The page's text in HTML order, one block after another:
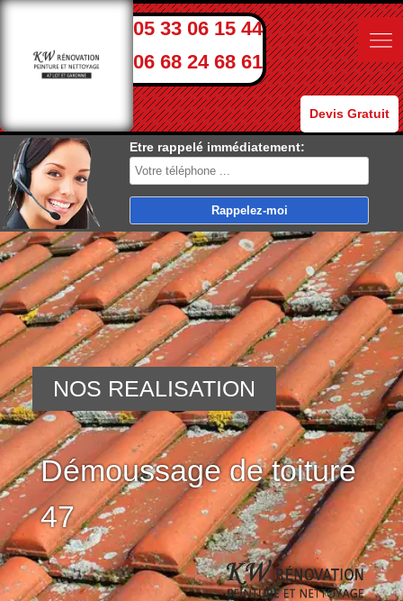
05 33 06 15 44
06 68 24 68 61
Devis Gratuit
Etre rappelé immédiatement:
Démoussage de toiture
47
Hydrofuge toiture 47
NOS REALISATION